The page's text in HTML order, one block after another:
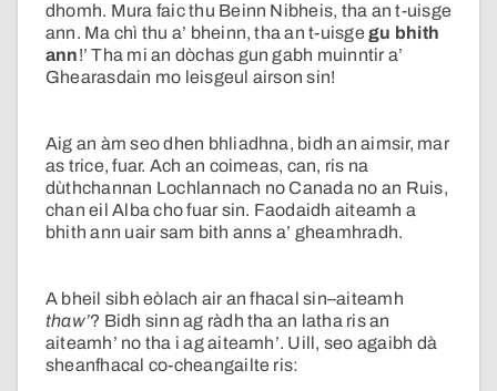
dhomh. Mura faic thu Beinn Nibheis, tha an t-uisge
ann. Ma chì thu a’ bheinn, tha an t-uisgegu bhith
ann!’ Tha mi an dòchas gun gabh muinntir a’
Ghearasdain mo leisgeul airson sin!
Aig an àm seo dhen bhliadhna, bidh an aimsir, mar
as trice, fuar. Ach an coimeas, can, ris na
dùthchannan Lochlannach no Canada no an Ruis,
chan eil Alba cho fuar sin. Faodaidh aiteamh a
bhith ann uair sam bith anns a’ gheamhradh.
A bheil sibh eòlach air an fhacal sin–aiteamh
thaw’? Bidh sinn ag ràdh tha an latha ris an
aiteamh’ no tha i ag aiteamh’. Uill, seo agaibh dà
sheanfhacal co-cheangailte ris: